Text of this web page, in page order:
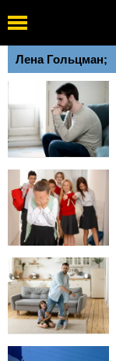
Лена Гольцман;